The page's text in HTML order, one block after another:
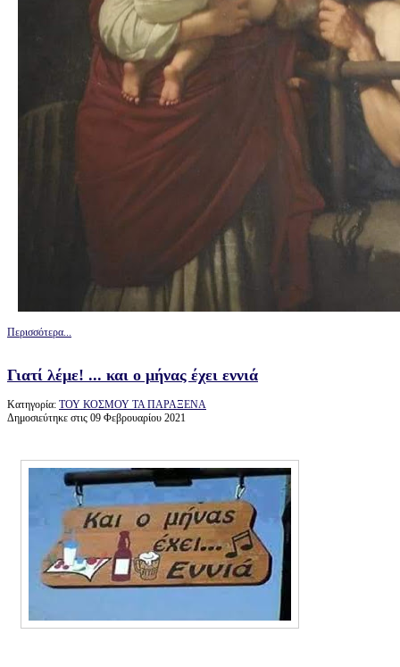
Περισσότερα...
Γιατί λέμε! ... και ο μήνας έχει εννιά
Κατηγορία: ΤΟΥ ΚΟΣΜΟΥ ΤΑ ΠΑΡΑΞΕΝΑ
Δημοσιεύτηκε στις 09 Φεβρουαρίου 2021